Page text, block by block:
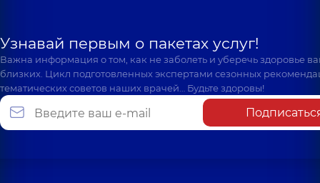
Узнавай первым о пакетах услуг!
Важна информация о том, как не заболеть и уберечь здоровье
близких. Цикл подготовленных экспертами сезонных
тематических советов наших врачей… Будьте здоровы!